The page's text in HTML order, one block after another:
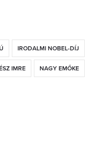
IRODALMI NOBEL-DÍJ
IMRE NAGY EMŐKE